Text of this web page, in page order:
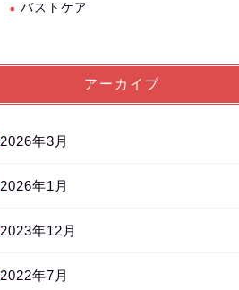
バストケア
アーカイブ
2026年3月
2026年1月
2023年12月
2022年7月